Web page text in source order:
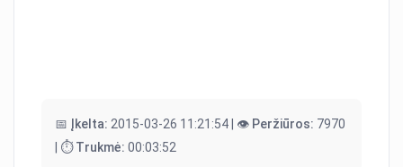
📅 Įkelta: 2015-03-26 11:21:54 | 👁️ Peržiūros: 7970
⏱️ Trukmė: 00:03:52